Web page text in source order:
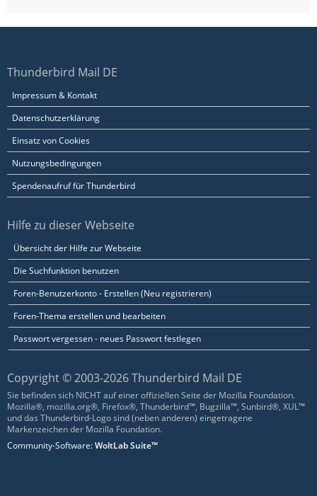
Thunderbird Mail DE
Impressum & Kontakt
Datenschutzerklärung
Einsatz von Cookies
Nutzungsbedingungen
Spendenaufruf für Thunderbird
Hilfe zu dieser Webseite
Übersicht der Hilfe zur Webseite
Die Suchfunktion benutzen
Foren-Benutzerkonto - Erstellen (Neu registrieren)
Foren-Thema erstellen und bearbeiten
Passwort vergessen - neues Passwort festlegen
Copyright © 2003-2026 Thunderbird Mail DE
Sie befinden sich NICHT auf einer offiziellen Seite der Mozilla Foundation.
Mozilla®, mozilla.org®, Firefox®, Thunderbird™, Bugzilla™, Sunbird®, XUL™
und das Thunderbird-Logo sind (neben anderen) eingetragene
Markenzeichen der Mozilla Foundation.
Community-Software:WoltLab Suite™